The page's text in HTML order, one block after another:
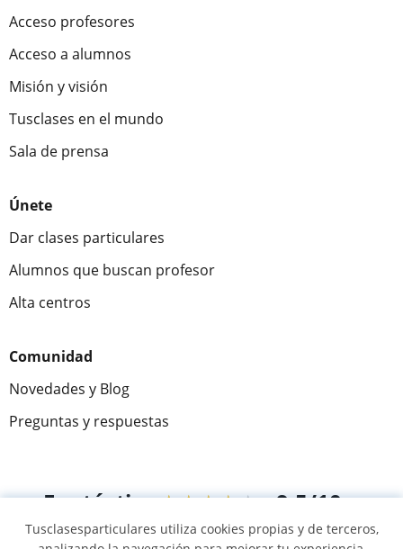
Acceso profesores
Acceso a alumnos
Misión y visión
Tusclases en el mundo
Sala de prensa
Únete
Dar clases particulares
Alumnos que buscan profesor
Alta centros
Comunidad
Novedades y Blog
Preguntas y respuestas
Fantástica★★★★★ 9,5/10
305915 opiniones de alumnos
Tusclasesparticulares utiliza cookies propias y de terceros,